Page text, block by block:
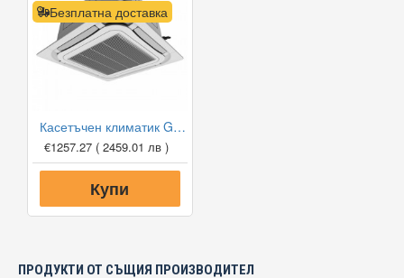
Безплатна доставка
Касетъчен климатик Gree GUD50T1/A1-S/GUD50W1/NhA-S, 18 000 BTU, Клас A+
€1257.27 ( 2459.01 лв )
Купи
ПРОДУКТИ ОТ СЪЩИЯ ПРОИЗВОДИТЕЛ